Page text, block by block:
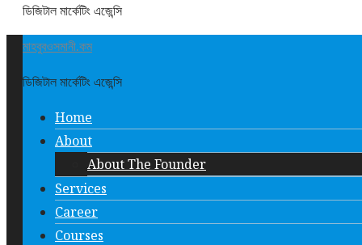
ডিজিটাল মার্কেটিং এজেন্সি
মাহবুবওসমানী.কম
ডিজিটাল মার্কেটিং এজেন্সি
Home
About
About The Founder
Services
Career
Courses